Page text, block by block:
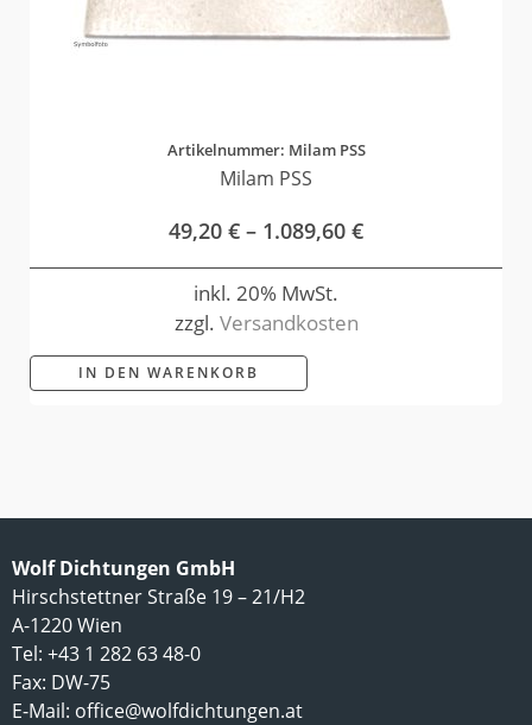
Artikelnummer: Milam PSS
Milam PSS
49,20 € – 1.089,60 €
inkl. 20% MwSt.
zzgl. Versandkosten
IN DEN WARENKORB
Wolf Dichtungen GmbH
Hirschstettner Straße 19 – 21/H2
A-1220 Wien
Tel: +43 1 282 63 48-0
Fax: DW-75
E-Mail: office@wolfdichtungen.at